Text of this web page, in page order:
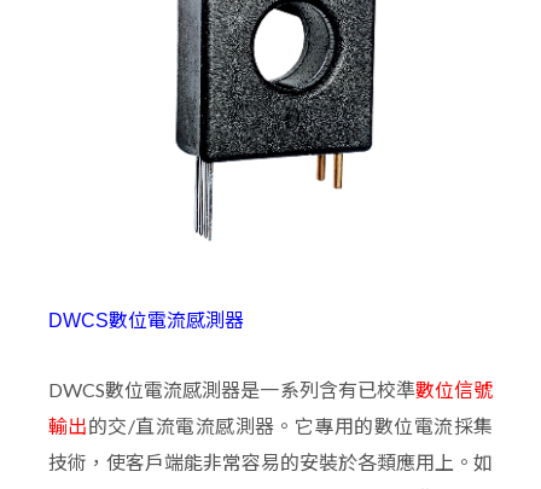
DWCS數位電流感測器
DWCS數位電流感測器是一系列含有已校準數位信號
輸出的交/直流電流感測器。它專用的數位電流採集
技術，使客戶端能非常容易的安裝於各類應用上。如